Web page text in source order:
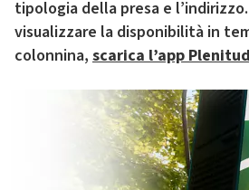
tipologia della presa e
visualizzare la disponibilità in
colonnina, scarica l’app